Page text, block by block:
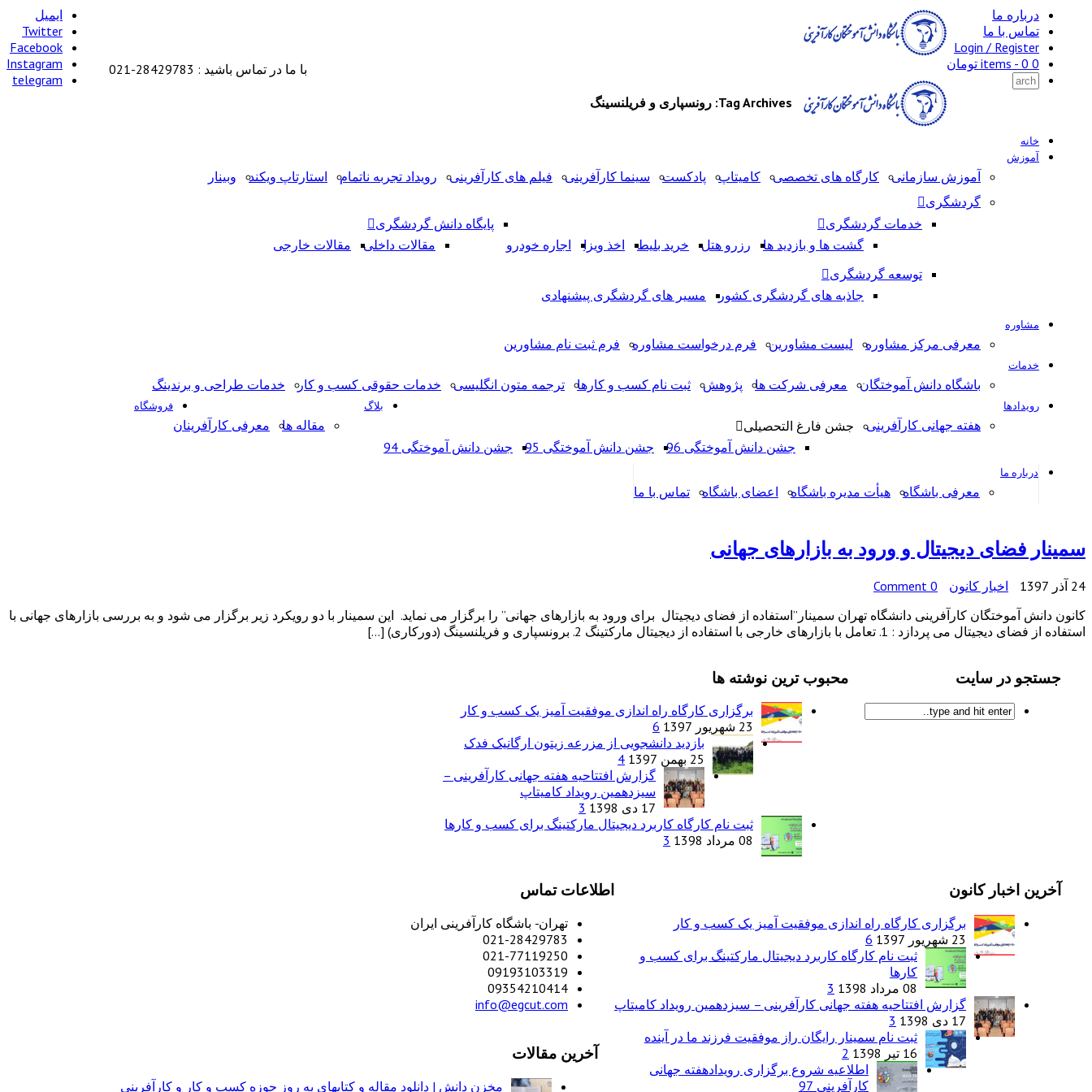
درباره ما
تماس با ما
Login / Register
0 items -
0 تومان
ایمیل
Twitter
Facebook
Instagram
telegram
با ما در تماس باشید : 28429783-021
خانه
آموزش
آموزش سازمانی کارگاه های تخصصی کامیتاپ پادکست سینما کارآفرینی فیلم های کارآفرینی رویداد تجربه ناتمام استارتاپ ویکند
وبینار
گردشگری
خدمات گردشگری
گشت ها و بازدید ها
رزرو هتل خرید بلیط اخذ ویزا اجاره خودرو
پایگاه دانش گردشگری
مقالات داخلی
مقالات خارجی
توسعه گردشگری
جاذبه های گردشگری کشور
مسیر های گردشگری پیشنهادی
مشاوره
معرفی مرکز مشاوره لیست مشاورین فرم درخواست مشاوره فرم ثبت نام مشاورین
خدمات
باشگاه دانش آموختگان معرفی شرکت ها پژوهش ثبت نام کسب و کارها ترجمه متون انگلیسی خدمات حقوقی کسب و کار خدمات طراحی و برندینگ
رویدادها
هفته جهانی کارآفرینی
جشن فارغ التحصیلی
جشن دانش آموختگی 96
جشن دانش آموختگی 95 جشن دانش آموختگی 94
بلاگ
مقاله ها معرفی کارآفرینان
فروشگاه
درباره ما
معرفی باشگاه هیأت مدیره باشگاه اعضای باشگاه تماس با ما
Tag Archives: رونسپاری و فریلنسینگ
سمینار فضای دیجیتال و ورود به بازارهای جهانی
24 آذر 1397 اخبار کانون
0 Comment
کانون دانش آموختگان کارآفرینی دانشگاه تهران سمینار”استفاده از فضای دیجیتال برای ورود به بازارهای جهانی” را برگزار می نماید. این سمینار با دو رویکرد زیر برگزار می شود و به بررسی بازارهای جهانی با
استفاده از فضای دیجیتال می پردازد : 1. تعامل با بازارهای خارجی با استفاده از دیجیتال مارکتینگ 2. برونسپاری و فریلنسینگ (دورکاری) […]
جستجو در سایت محبوب ترین نوشته ها
برگزاری کارگاه راه اندازی موفقیت آمیز یک کسب و کار
23 شهریور 1397
6
بازدید دانشجویی از مزرعه زیتون ارگانیک فدک
25 بهمن 1397
4
گزارش افتتاحیه هفته جهانی کارآفرینی –
سیزدهمین رویداد کامیتاپ
17 دی 1398
3
ثبت نام کارگاه کاربرد دیجیتال مارکتینگ برای کسب و کارها
08 مرداد 1398
3
آخرین اخبار کانون
برگزاری کارگاه راه اندازی موفقیت آمیز یک کسب و کار
23 شهریور 1397
6
ثبت نام کارگاه کاربرد دیجیتال مارکتینگ برای کسب و
کارها
08 مرداد 1398
3
گزارش افتتاحیه هفته جهانی کارآفرینی – سیزدهمین رویداد کامیتاپ
17 دی 1398
3
ثبت نام سمینار رایگان راز موفقیت فرزند ما در آینده
16 تیر 1398
2
اطلاعیه شروع برگزاری رویدادهفته جهانی
کارآفرینی 97
اطلاعات تماس
تهران- باشگاه کارآفرینی ایران
021-28429783
021-77119250
09193103319
09354210414
info@egcut.com
آخرین مقالات
مخزن دانش | دانلود مقاله و کتابهای به روز حوزه کسب و کار و کارآفرینی